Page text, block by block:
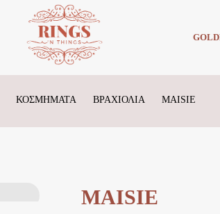
ΚΟΣΜΗΜΑΤΑ ΒΡΑΧΙΟΛΙΑ MAISIE
MAISIE